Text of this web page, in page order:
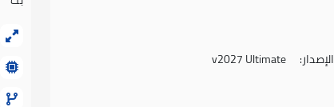
الإصدار: v2027 Ultimate